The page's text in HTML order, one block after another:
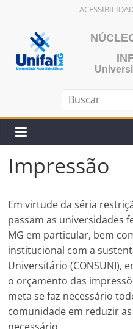
conteúdo
Impressão
Em virtude da séria
passam as universidades
MG em particular, bem
institucional com a
Universitário (CONSUNI),
o orçamento das
meta se faz necessário
comunidade em reduzir
necessário.